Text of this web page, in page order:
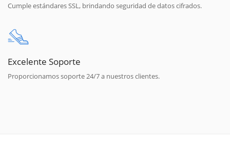
Cumple estándares SSL, brindando seguridad de datos cifrados.
Excelente Soporte
Proporcionamos soporte 24/7 a nuestros clientes.